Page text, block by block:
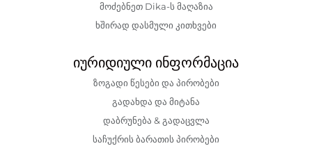
მოძებნეთ Dika-ს მაღაზია
ხშირად დასმული კითხვები
იურიდიული ინფორმაცია
ზოგადი წესები და პირობები
გადახდა და მიტანა
დაბრუნება & გადაცვლა
საჩუქრის ბარათის პირობები